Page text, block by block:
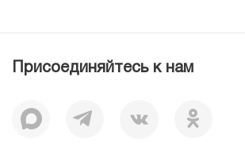
Вакансии
Документы
История
Журнал для пациентов «МЕДСИ СЕГОДНЯ»
Присоединяйтесь к нам